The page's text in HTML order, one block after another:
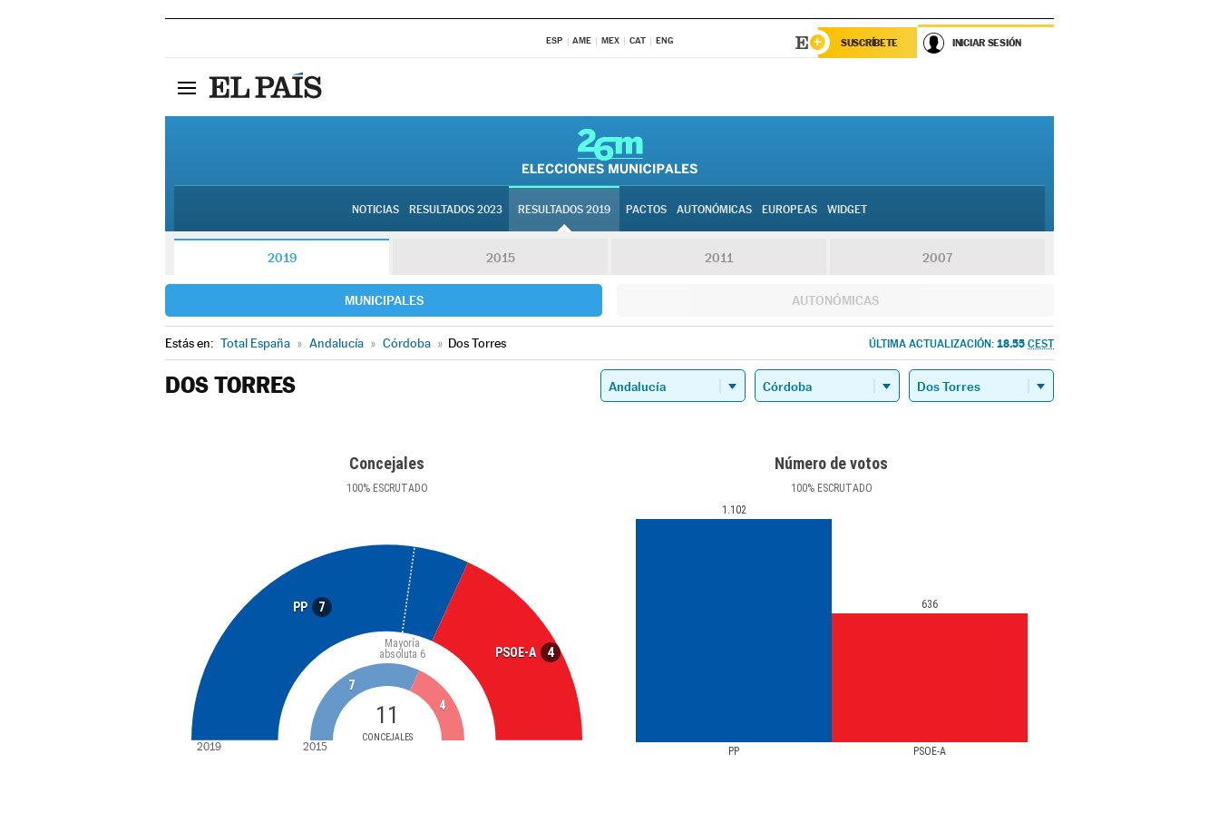
ESP AME MEX CAT ENG SUSCRÍBETE INICIAR SESIÓN
NOTICIAS RESULTADOS 2023 RESULTADOS 2019 PACTOS AUTONÓMICAS EUROPEAS WIDGET
2019 2015 2011 2007
MUNICIPALES AUTONÓMICAS
Estás en: Total España » Andalucía » Córdoba » Dos Torres ÚLTIMA ACTUALIZACIÓN: 18.55 CEST
DOS TORRES
Concejales
100%ESCRUTADO
PP 7
PSOE-A 4
11
CONCEJALES
Mayoría
absoluta 6
7
4
2019 2015
Número de votos
100%ESCRUTADO
PP PSOE-A
1.102
636